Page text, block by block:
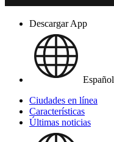
Descargar App
Español
Ciudades en línea
Características
Últimas noticias